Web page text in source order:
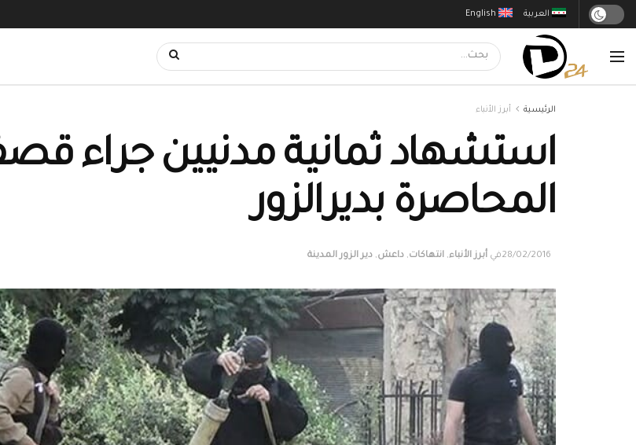
English العربية
الرئيسية أبرز الأنباء
استشهاد ثمانية مدنيين جراء
المحاصرة بديرالزور
28/02/2016في أبرز الأنباء, انتهاكات, داعش, دير الزور المدينة